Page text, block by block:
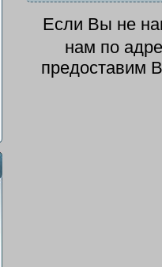
Если Вы не
нам по
предоставим